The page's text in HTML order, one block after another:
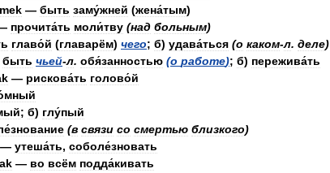
— быть заму́жней (жена́тым)
прочита́ть моли́тву (над больным)
главо́й (главарём) чего; б) удава́ться (о каком-л. деле)
быть чьей-л. обя́занностью (о работе); б) пережива́ть
— рискова́ть голово́й
; б) глу́пый
(в связи со смертью близкого)
— утеша́ть, соболе́зновать
— во всём подда́кивать